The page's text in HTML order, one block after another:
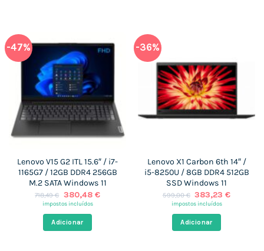
-47%
Lenovo V15 G2 ITL 15.6″ / i7-
1165G7 / 12GB DDR4 256GB
M.2 SATA Windows 11
718,49€ O
preço
era:
718,49 €.
380,48 €O
impostos incluídos
Adicionar
-36%
Lenovo X1 Carbon 6th 14″ /
i5-8250U / 8GB DDR4 512GB
SSD Windows 11
599,00€ O
preço
era:
599,00 €.
383,23€O
impostos incluídos
Adicionar